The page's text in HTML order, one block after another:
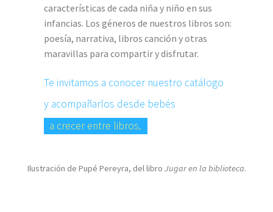
características de cada niña y niño en sus
infancias. Los géneros de nuestros libros son:
poesía, narrativa, libros canción y otras
maravillas para compartir y disfrutar.
Te invitamos a conocer nuestro catálogo
y acompañarlos desde bebés
a crecer entre libros.
Ilustración de Pupé Pereyra, del libro Jugar en la biblioteca.